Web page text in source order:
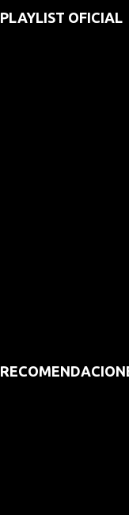
PLAYLIST OFICIAL